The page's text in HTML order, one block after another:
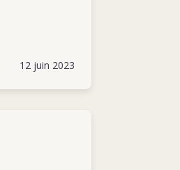
12 juin 2023